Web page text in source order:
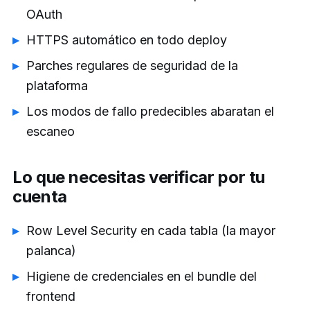
OAuth
HTTPS automático en todo deploy
Parches regulares de seguridad de la
plataforma
Los modos de fallo predecibles abaratan el
escaneo
Lo que necesitas verificar por tu
cuenta
Row Level Security en cada tabla (la mayor
palanca)
Higiene de credenciales en el bundle del
frontend